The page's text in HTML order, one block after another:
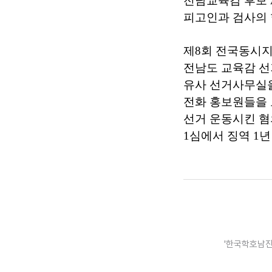
피고인과 검사
제8회 전국동시
전남도 교육감
유사 선거사무
전화 홍보원들
선거 운동시킨
1심에서 징역 1
'한국학호남